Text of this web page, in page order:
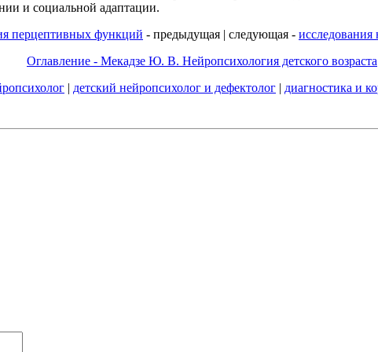
и социальной адаптации.
перцептивных функций - предыдущая | следующая -
Оглавление - Мекадзе Ю. В. Нейропсихология детского возраста
| детский нейропсихолог и дефектолог | диагностика и